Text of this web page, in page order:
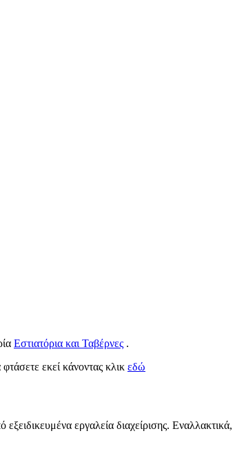
Εστιατόρια και Ταβέρνες .
φτάσετε εκεί κάνοντας κλικ εδώ
εργαλεία διαχείρισης.